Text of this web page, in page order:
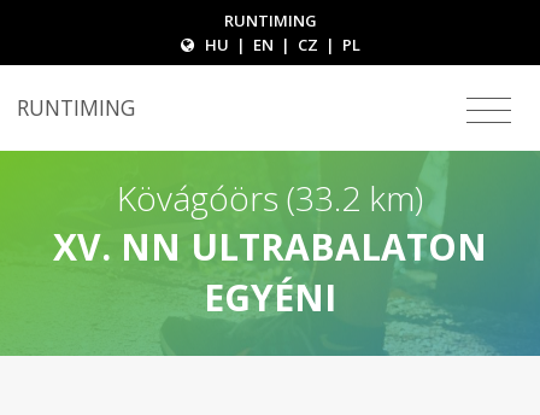
RUNTIMING
HU | EN | CZ | PL
RUNTIMING
Kövágóörs (33.2 km)
XV. NN ULTRABALATON
EGYÉNI